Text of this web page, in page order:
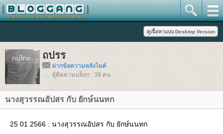
ถปรร
ฝากข้อความหลังไมค์
ผู้ติดตามบล็อก : 39 คน
นางสุวรรณอัปสร กับ ยักษ์นนทก
25 01 2566 : นางสุวรรณอัปสร กับ ยักษ์นนทก